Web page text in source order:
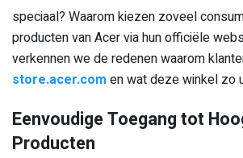
speciaal? Waarom kiezen zoveel
producten van Acer via hun officiële
verkennen we de redenen waarom
store.acer.com en wat deze winkel zo
Eenvoudige Toegang tot
Producten